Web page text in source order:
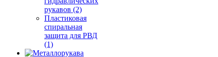
рукавов (2)
Пластиковая
спиральная
защита для РВД
(1)